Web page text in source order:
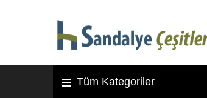
Tüm Kategoriler